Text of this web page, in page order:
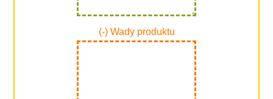
(-) Wady produktu